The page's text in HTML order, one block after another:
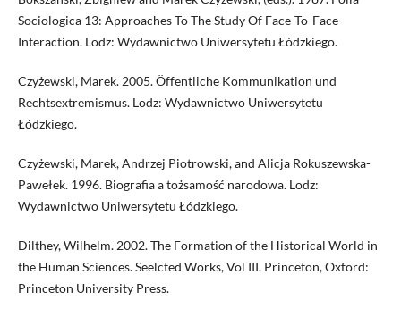
Sociologica 13: Approaches To The Study Of Face-To-Face
Interaction. Lodz: Wydawnictwo Uniwersytetu Łódzkiego.
Czyżewski, Marek. 2005. Öffentliche Kommunikation und
Rechtsextremismus. Lodz: Wydawnictwo Uniwersytetu
Łódzkiego.
Czyżewski, Marek, Andrzej Piotrowski, and Alicja Rokuszewska-
Pawełek. 1996. Biografia a tożsamość narodowa. Lodz:
Wydawnictwo Uniwersytetu Łódzkiego.
Dilthey, Wilhelm. 2002. The Formation of the Historical World in
the Human Sciences. Seelcted Works, Vol III. Princeton, Oxford:
Princeton University Press.